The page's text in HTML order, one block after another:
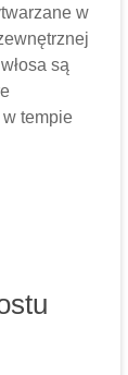
w
są
tempie